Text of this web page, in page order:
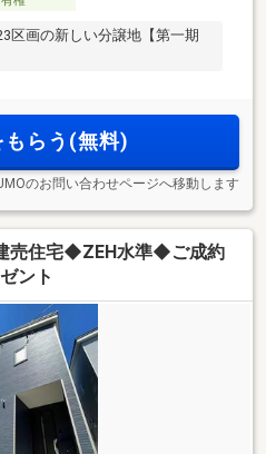
区画の新しい分譲地【第一期
もらう(無料)
のお問い合わせページへ移動します
売住宅◆ZEH水準◆ご成約
ント